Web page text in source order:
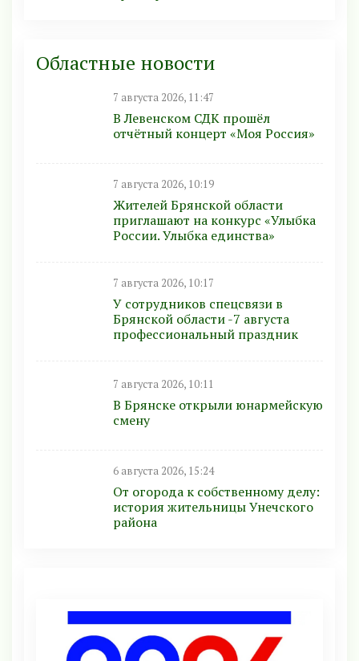
Областные новости
7 августа 2026, 11:47
В Левенском СДК прошёл
отчётный концерт «Моя Россия»
7 августа 2026, 10:19
Жителей Брянской области
приглашают на конкурс «Улыбка
России. Улыбка единства»
7 августа 2026, 10:17
У сотрудников спецсвязи в
Брянской области -7 августа
профессиональный праздник
7 августа 2026, 10:11
В Брянске открыли юнармейскую
смену
6 августа 2026, 15:24
От огорода к собственному делу:
история жительницы Унечского
района